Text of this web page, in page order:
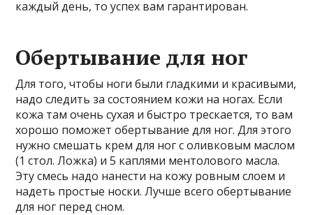
каждый день, то успех вам гарантирован.
Обертывание для ног
Для того, чтобы ноги были гладкими и красивыми,
надо следить за состоянием кожи на ногах. Если
кожа там очень сухая и быстро трескается, то вам
хорошо поможет обертывание для ног. Для этого
нужно смешать крем для ног с оливковым маслом
(1 стол. Ложка) и 5 каплями ментолового масла.
Эту смесь надо нанести на кожу ровным слоем и
надеть простые носки. Лучше всего обертывание
для ног перед сном.